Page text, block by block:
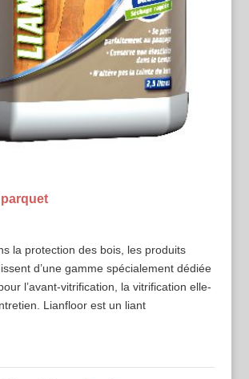
la protection des bois, les produits
d’une gamme spécialement dédiée
l’avant-vitrification, la vitrification elle-
Lianfloor est un liant